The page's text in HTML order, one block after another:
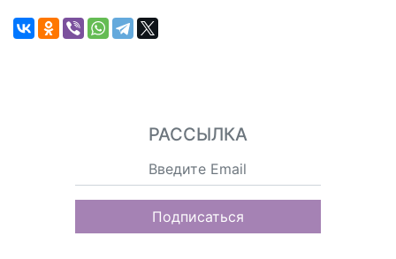
РАССЫЛКА
Подписаться